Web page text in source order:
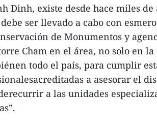
Dinh, existe desde hace miles de
ser llevado a cabo con
de Monumentos y
Cham en el área, no solo en la
todo el país, para cumplir
a asesorar el
a las unidades